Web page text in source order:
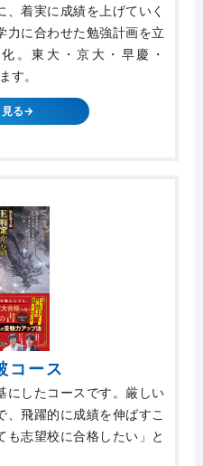
着実に成績を上げていく
力に合わせた勉強計画を立
。東大・京大・早慶・
す。
見る→
コース
にしたコースです。厳しい
飛躍的に成績を伸ばすこ
も志望校に合格したい」と